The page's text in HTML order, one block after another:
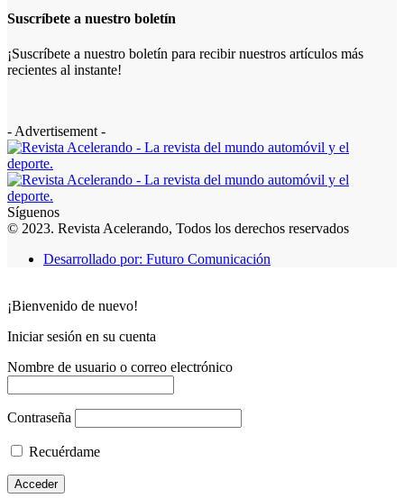
Suscríbete a nuestro boletín
¡Suscríbete a nuestro boletín para recibir nuestros artículos más
recientes al instante!
- Advertisement -
Síguenos
© 2023. Revista Acelerando, Todos los derechos reservados
Desarrollado por: Futuro Comunicación
¡Bienvenido de nuevo!
Iniciar sesión en su cuenta
Nombre de usuario o correo electrónico
Contraseña
Recuérdame